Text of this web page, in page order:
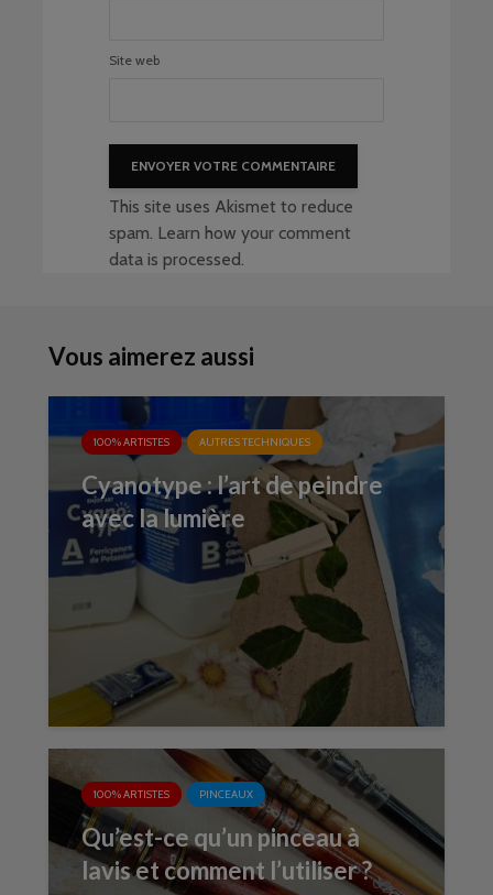
Site web
This site uses Akismet to reduce
spam. Learn how your comment
data is processed
Vous aimerez aussi
100% ARTISTES AUTRES TECHNIQUES
Cyanotype : l’art de peindre
avec la lumière
100% ARTISTES PINCEAUX
Qu’est-ce qu’un pinceau à
lavis et comment l’utiliser ?